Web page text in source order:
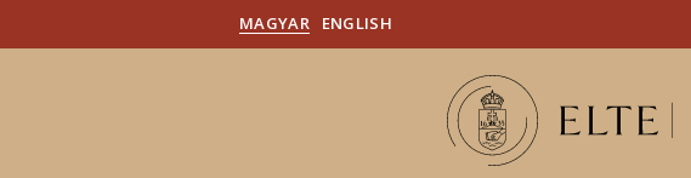
MAGYAR ENGLISH